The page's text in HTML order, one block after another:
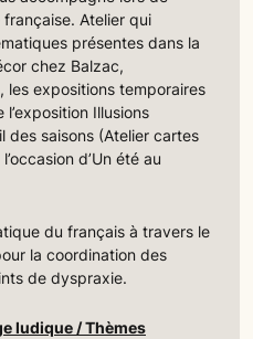
française. Atelier qui
présentes dans la
chez Balzac,
les expositions temporaires
Illusions
des saisons (Atelier cartes
d’Un été au
du français à travers le
la coordination des
de dyspraxie.
ludique / Thèmes